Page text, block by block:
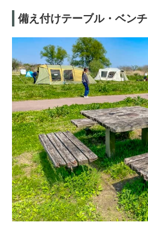
備え付けテーブル・ベンチ